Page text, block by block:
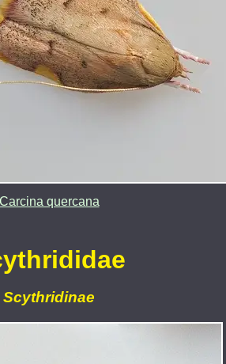
Carcina quercana
Scythridinae